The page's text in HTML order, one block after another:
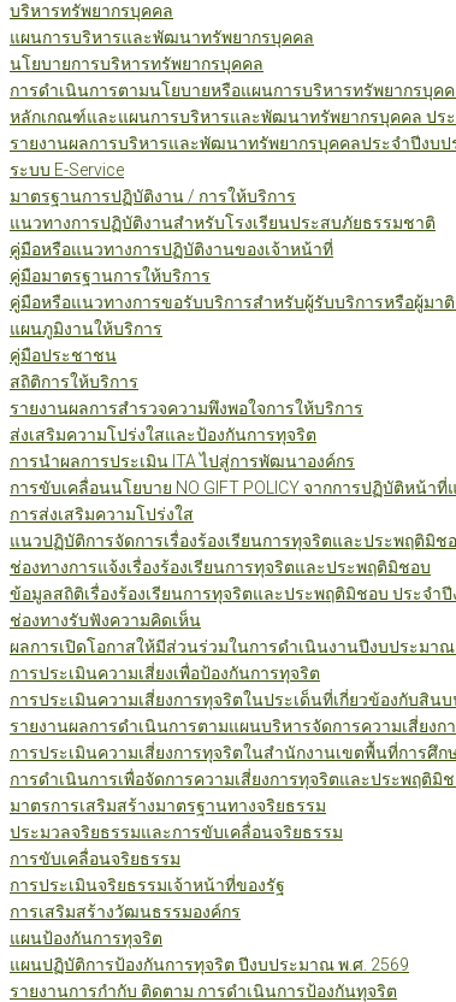
บริหารทรัพยากรบุคคล
แผนการบริหารและพัฒนาทรัพยากรบุคคล
นโยบายการบริหารทรัพยากรบุคคล
การดำเนินการตามนโยบายหรือแผนการบริหารทรัพยากรบุค
หลักเกณฑ์และแผนการบริหารและพัฒนาทรัพยากรบุคคล ปร
รายงานผลการบริหารและพัฒนาทรัพยากรบุคคลประจำปีงบป
ระบบ E-Service
มาตรฐานการปฏิบัติงาน / การให้บริการ
แนวทางการปฏิบัติงานสำหรับโรงเรียนประสบภัยธรรมชาติ
คู่มือหรือแนวทางการปฏิบัติงานของเจ้าหน้าที่
คู่มือมาตรฐานการให้บริการ
คู่มือหรือแนวทางการขอรับบริการสำหรับผู้รับบริการหรือผู้มา
แผนภูมิงานให้บริการ
คู่มือประชาชน
สถิติการให้บริการ
รายงานผลการสำรวจความพึงพอใจการให้บริการ
ส่งเสริมความโปร่งใสและป้องกันการทุจริต
การนำผลการประเมิน ITA ไปสู่การพัฒนาองค์กร
การขับเคลื่อนนโยบาย NO GIFT POLICY จากการปฏิบัติหน้
การส่งเสริมความโปร่งใส
แนวปฏิบัติการจัดการเรื่องร้องเรียนการทุจริตและประพฤติมิช
ช่องทางการแจ้งเรื่องร้องเรียนการทุจริตและประพฤติมิชอบ
ข้อมูลสถิติเรื่องร้องเรียนการทุจริตและประพฤติมิชอบ ประจำ
ช่องทางรับฟังความคิดเห็น
ผลการเปิดโอกาสให้มีส่วนร่วมในการดำเนินงานปีงบประมาณ
การประเมินความเสี่ยงเพื่อป้องกันการทุจริต
การประเมินความเสี่ยงการทุจริตในประเด็นที่เกี่ยวข้องกับสิน
รายงานผลการดำเนินการตามแผนบริหารจัดการความเสี่ยง
การประเมินความเสี่ยงการทุจริตในสำนักงานเขตพื้นที่การศึ
การดำเนินการเพื่อจัดการความเสี่ยงการทุจริตและประพฤติมิ
มาตรการเสริมสร้างมาตรฐานทางจริยธรรม
ประมวลจริยธรรมและการขับเคลื่อนจริยธรรม
การขับเคลื่อนจริยธรรม
การประเมินจริยธรรมเจ้าหน้าที่ของรัฐ
การเสริมสร้างวัฒนธรรมองค์กร
แผนป้องกันการทุจริต
แผนปฏิบัติการป้องกันการทุจริต ปีงบประมาณ พ.ศ. 2569
รายงานการกำกับ ติดตาม การดำเนินการป้องกันทุจริต